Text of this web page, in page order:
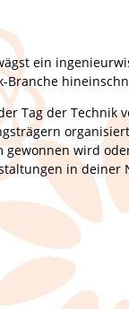
ein
Branche
Tag der Technik
wird
in